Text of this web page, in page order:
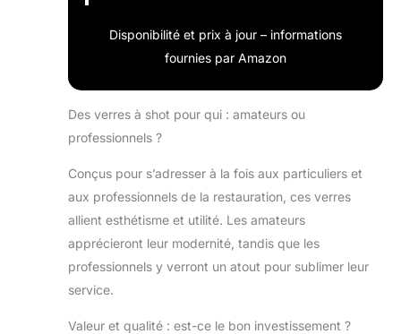
Disponibilité et prix à jour – informations
fournies par Amazon
Des verres à shot pour qui : amateurs ou
professionnels ?
Conçus pour s’adresser à la fois aux particuliers et
aux professionnels de la restauration, ces verres
allient esthétisme et utilité. Les amateurs
apprécieront leur modernité, tandis que les
professionnels y verront un atout pour sublimer leur
service.
Valeur et qualité : est-ce le bon investissement ?